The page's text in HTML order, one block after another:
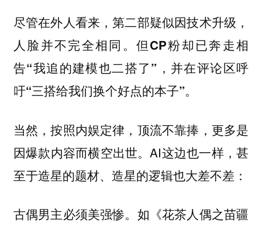
尽管在外人看来，第二部疑似因技术升级，
人脸并不完全相同。 但CP粉却已奔走相
告“我追的建模也二搭了”，并在评论区呼
吁“三搭给我们换个好点的本子”。
当然，按照内娱定律，顶流不靠捧，更多是
因爆款内容而横空出世。AI这边也一样，甚
至于造星的题材、造星的逻辑也大差不差：
古偶男主必须美强惨。如《花茶人偶之苗疆